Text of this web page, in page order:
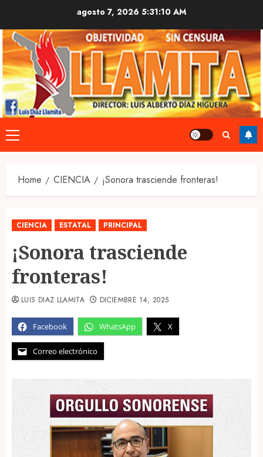
content
agosto 7, 20265:31:11 AM
Primary
Menu
Home CIENCIA ¡Sonora trasciende fronteras!
CIENCIA ESTATAL PRINCIPAL
¡Sonora trasciende
fronteras!
Facebook WhatsApp X
Correo electrónico
LUIS DIAZ LLAMITA DICIEMBRE 14, 2025